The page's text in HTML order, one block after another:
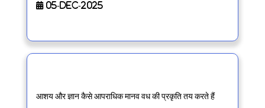
05-Dec-2025
आशय और ज्ञान कैसे आपराधिक मानव वध की प्रकृति तय करते हैं